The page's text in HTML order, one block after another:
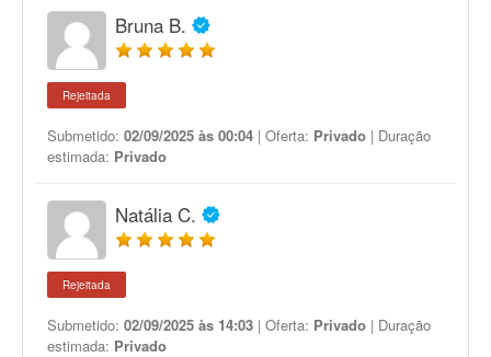
Bruna B.
Rejeitada
Submetido: 02/09/2025 às 00:04 | Oferta: Privado | Duração
estimada: Privado
Natália C.
Rejeitada
Submetido: 02/09/2025 às 14:03 | Oferta: Privado | Duração
estimada: Privado